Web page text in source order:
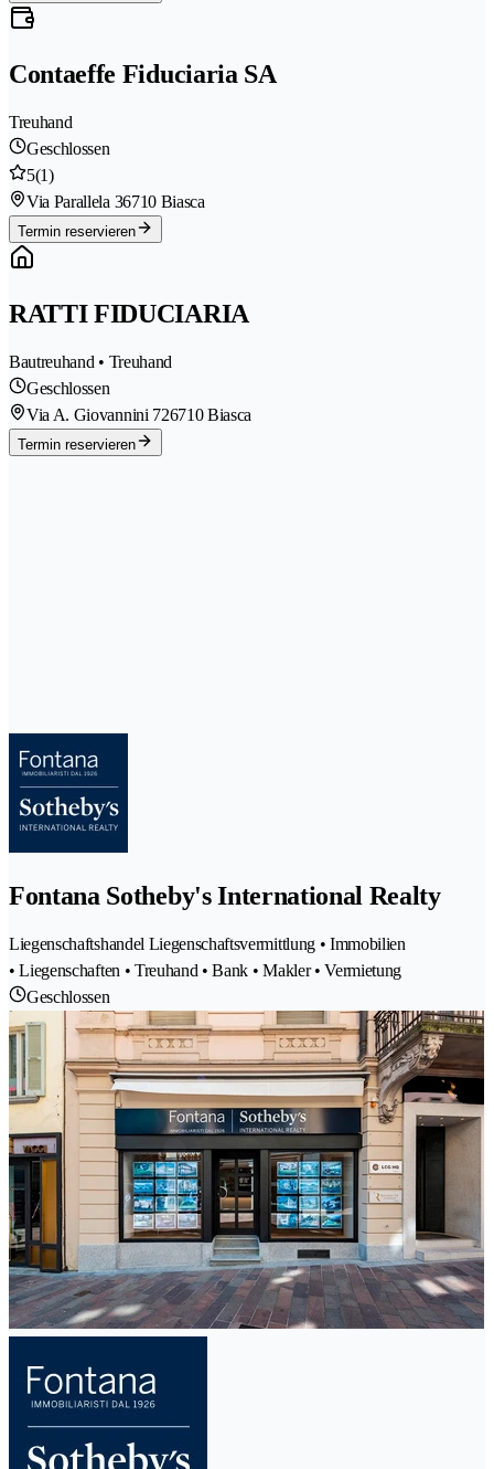
Contaeffe Fiduciaria SA
Treuhand
Geschlossen
5(1)
Via Parallela 36710 Biasca
Termin reservieren
RATTI FIDUCIARIA
Bautreuhand • Treuhand
Geschlossen
Via A. Giovannini 726710 Biasca
Termin reservieren
Fontana Sotheby's International Realty
Liegenschaftshandel Liegenschaftsvermittlung • Immobilien
• Liegenschaften • Treuhand • Bank • Makler • Vermietung
Geschlossen